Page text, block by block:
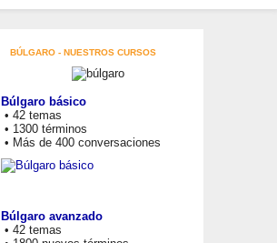
BÚLGARO - NUESTROS CURSOS
Búlgaro básico
• 42 temas
• 1300 términos
• Más de 400 conversaciones
Búlgaro avanzado
• 42 temas